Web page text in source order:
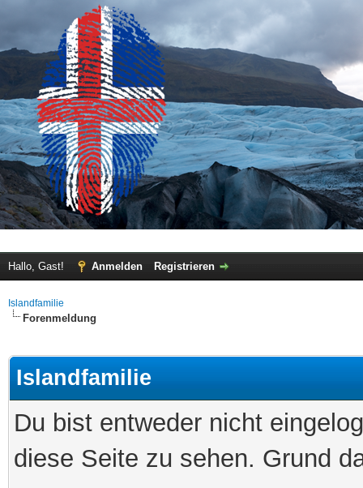
Hallo, Gast! Anmelden Registrieren
Islandfamilie
Forenmeldung
Islandfamilie
Du bist entweder nicht
diese Seite zu sehen. Grund